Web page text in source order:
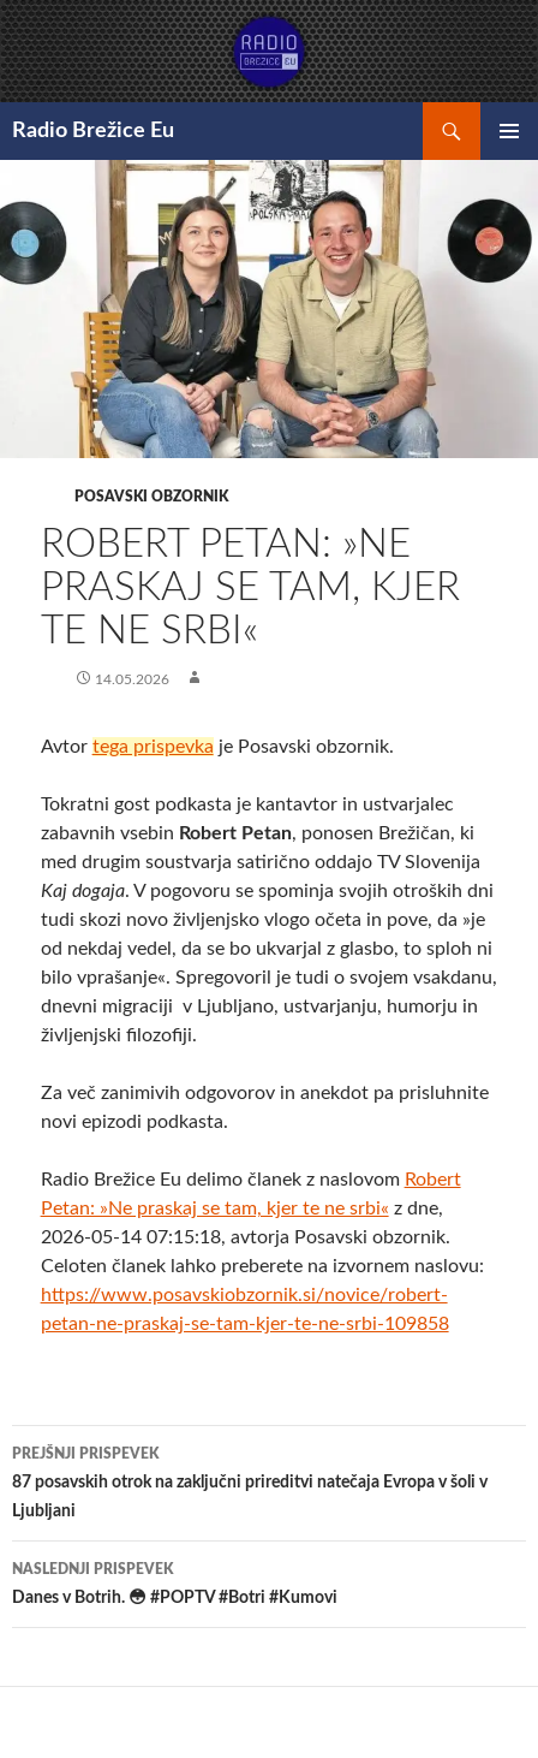
Preskoči
na
vsebino
Radio Brežice Eu
POSAVSKI OBZORNIK
ROBERT PETAN: »NE
PRASKAJ SE TAM, KJER
TE NE SRBI«
14.05.2026
Avtor tega prispevka je Posavski obzornik.
Tokratni gost podkasta je kantavtor in ustvarjalec
zabavnih vsebin Robert Petan, ponosen Brežičan, ki
med drugim soustvarja satirično oddajo TV Slovenija
Kaj dogaja. V pogovoru se spominja svojih otroških dni
tudi skozi novo življenjsko vlogo očeta in pove, da »je
od nekdaj vedel, da se bo ukvarjal z glasbo, to sploh ni
bilo vprašanje«. Spregovoril je tudi o svojem vsakdanu,
dnevni migraciji v Ljubljano, ustvarjanju, humorju in
življenjski filozofiji.
Za več zanimivih odgovorov in anekdot pa prisluhnite
novi epizodi podkasta.
Radio Brežice Eu delimo članek z naslovom Robert
Petan: »Ne praskaj se tam, kjer te ne srbi« z dne,
2026-05-14 07:15:18, avtorja Posavski obzornik.
Celoten članek lahko preberete na izvornem naslovu:
https://www.posavskiobzornik.si/novice/robert-
petan-ne-praskaj-se-tam-kjer-te-ne-srbi-109858
Krmarjenje
po
prispevkih
PREJŠNJI PRISPEVEK
87 posavskih otrok na zaključni prireditvi natečaja Evropa v šoli v
Ljubljani
NASLEDNJI PRISPEVEK
Danes v Botrih. 😳 #POPTV #Botri #Kumovi